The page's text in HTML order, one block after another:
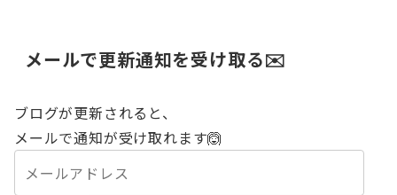
メールで更新通知を受け取る✉️
ブログが更新されると、
メールで通知が受け取れます🙆